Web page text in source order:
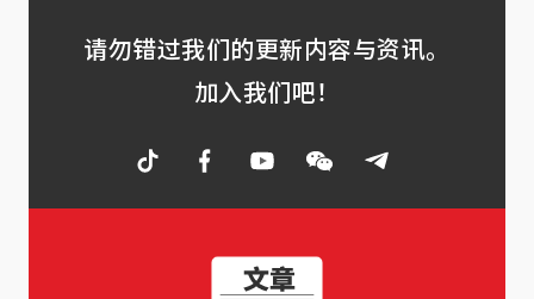
请勿错过我们的更新内容与资讯。
加入我们吧！